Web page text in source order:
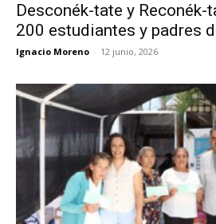
Desconék-tate y Reconék-
200 estudiantes y padres
Ignacio Moreno - 12 junio, 2026